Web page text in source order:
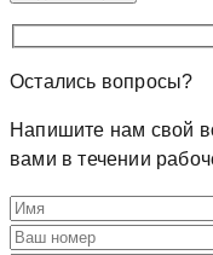
Остались вопросы?
Напишите нам свой
вами в течении